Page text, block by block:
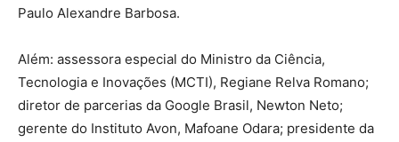
Paulo Alexandre Barbosa.
Além: assessora especial do Ministro da Ciência,
Tecnologia e Inovações (MCTI), Regiane Relva Romano;
diretor de parcerias da Google Brasil, Newton Neto;
gerente do Instituto Avon, Mafoane Odara; presidente da